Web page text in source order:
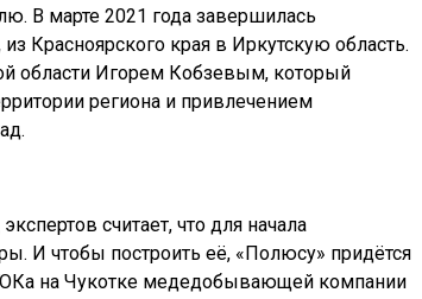
В марте 2021 года завершилась
Красноярского края в Иркутскую область.
области Игорем Кобзевым, который
региона и привлечением
считает, что для начала
И чтобы построить её, «Полюсу» придётся
на Чукотке медедобывающей компании